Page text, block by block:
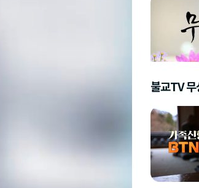
불교TV